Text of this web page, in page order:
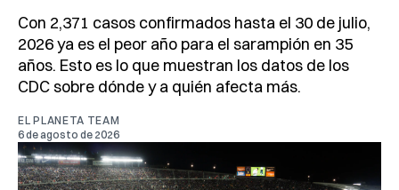
Con 2,371 casos confirmados hasta el 30 de julio,
2026 ya es el peor año para el sarampión en 35
años. Esto es lo que muestran los datos de los
CDC sobre dónde y a quién afecta más.
EL PLANETA TEAM
6 de agosto de 2026